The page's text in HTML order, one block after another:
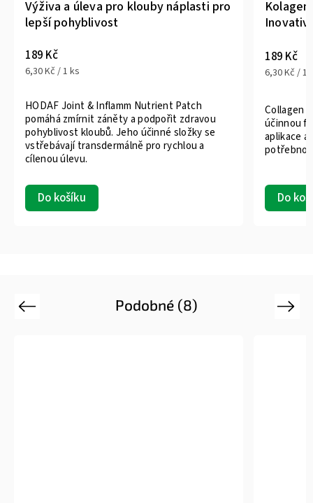
Výživa a úleva pro klouby náplasti pro
lepší pohyblivost
189 Kč
6,30 Kč / 1 ks
Do košíku
HODAF Joint & Inflamm Nutrient Patch
pomáhá zmírnit záněty a podpořit zdravou
pohyblivost kloubů. Jeho účinné složky se
vstřebávají transdermálně pro rychlou a
cílenou úlevu.
189 Kč
6,30 Kč / 1
Do
Collagen
účinnou
aplikace
Podobné (8)
Previous Next